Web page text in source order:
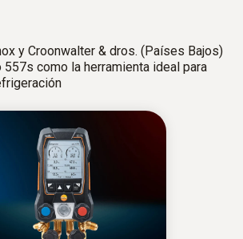
y Croonwalter & dros. (Países Bajos)
como la herramienta ideal para